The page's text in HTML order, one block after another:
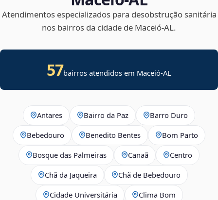
Atendimentos especializados para desobstrução sanitária
nos bairros da cidade de Maceió‑AL.
57bairros atendidos em Maceió-AL
Antares Bairro da Paz Barro Duro
Bebedouro Benedito Bentes Bom Parto
Bosque das Palmeiras Canaã Centro
Chã da Jaqueira Chã de Bebedouro
Cidade Universitária Clima Bom